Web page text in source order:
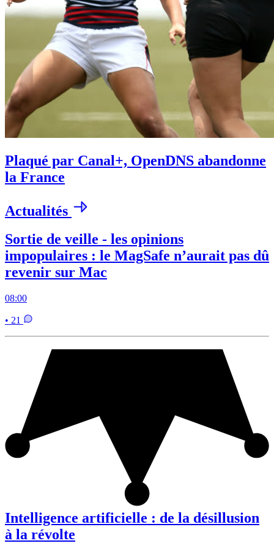
Plaqué par Canal+, OpenDNS abandonne
la France
Actualités
Sortie de veille - les opinions
impopulaires : le MagSafe n’aurait pas dû
revenir sur Mac
08:00
• 21
Intelligence artificielle : de la désillusion
à la révolte